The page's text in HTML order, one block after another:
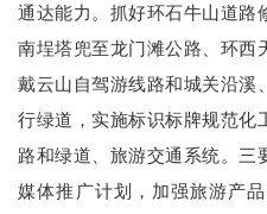
通达能力。抓好环石牛山道路
南埕塔兜至龙门滩公路、环西
戴云山自驾游线路和城关沿溪
行绿道，实施标识标牌规范化
路和绿道、旅游交通系统。三
媒体推广计划，加强旅游产